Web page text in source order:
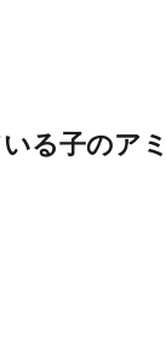
る子のア